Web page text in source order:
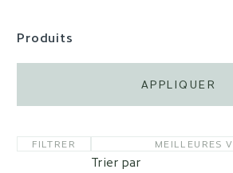
Produits
APPLIQUER
FILTRER MEILLEURES
Trier par